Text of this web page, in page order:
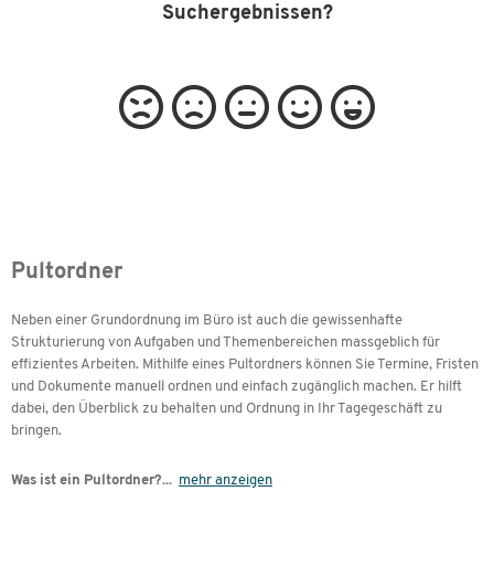
Suchergebnissen?
Pultordner
Neben einer Grundordnung im Büro ist auch die gewissenhafte
Strukturierung von Aufgaben und Themenbereichen massgeblich für
effizientes Arbeiten. Mithilfe eines Pultordners können Sie Termine, Fristen
und Dokumente manuell ordnen und einfach zugänglich machen. Er hilft
dabei, den Überblick zu behalten und Ordnung in Ihr Tagegeschäft zu
bringen.
Was ist ein Pultordner?... mehr anzeigen